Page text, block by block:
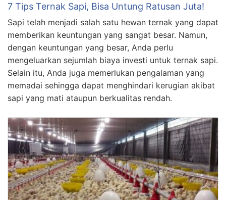
7 Tips Ternak Sapi, Bisa Untung Ratusan Juta!
Sapi telah menjadi salah satu hewan ternak yang dapat
memberikan keuntungan yang sangat besar. Namun,
dengan keuntungan yang besar, Anda perlu
mengeluarkan sejumlah biaya investi untuk ternak sapi.
Selain itu, Anda juga memerlukan pengalaman yang
memadai sehingga dapat menghindari kerugian akibat
sapi yang mati ataupun berkualitas rendah.